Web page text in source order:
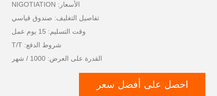
الأسعار: NIGOTIATION
تفاصيل التغليف: صندوق قياسي
وقت التسليم: 15 يوم عمل
شروط الدفع: T/T
القدرة على العرض: 1000 / شهر
احصل على أفضل سعر